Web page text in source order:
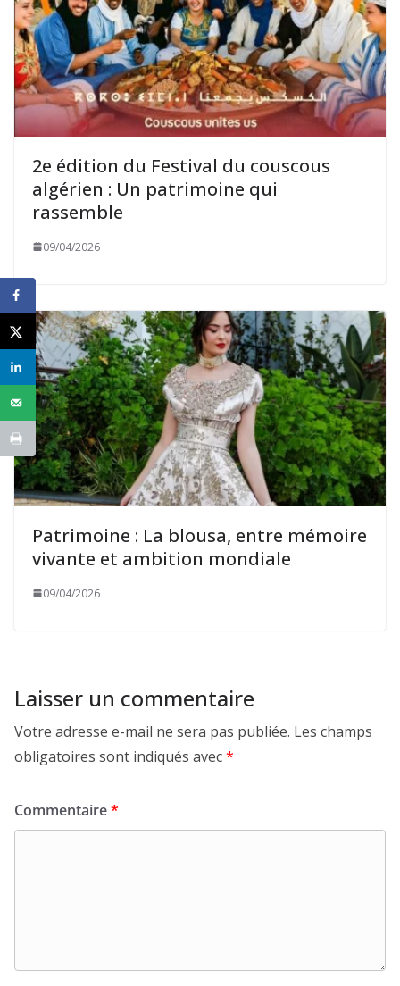
2e édition du Festival du couscous
algérien : Un patrimoine qui
rassemble
09/04/2026
Patrimoine : La blousa, entre mémoire
vivante et ambition mondiale
09/04/2026
Laisser un commentaire
Votre adresse e-mail ne sera pas publiée. Les champs
obligatoires sont indiqués avec*
Commentaire*